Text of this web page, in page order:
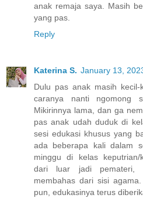
anak remaja saya. Masih
yang pas.
Reply
Katerina S. January 13,
Dulu pas anak masih
caranya nanti ngomong
Mikirinnya lama, dan ga
pas anak udah duduk di
sesi edukasi khusus yang
ada beberapa kali dalam
minggu di kelas keputrian/
dari luar jadi pemateri,
membahas dari sisi
pun, edukasinya terus